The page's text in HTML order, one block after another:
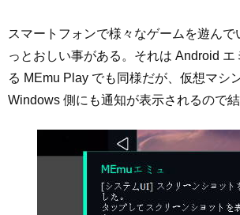
スマートフォンで様々なゲームを遊んで
っとおしい事がある。それは Android エ
る MEmu Play でも同様だが、仮想マシ
Windows 側にも通知が表示されるので結